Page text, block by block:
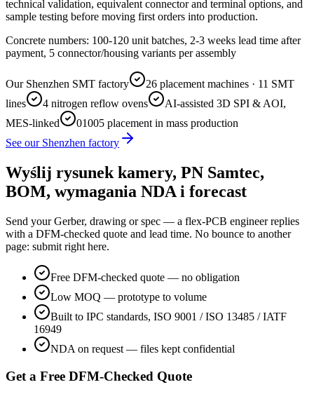
technical validation, equivalent connector and terminal options, and
sample testing before moving first orders into production.
Concrete numbers: 100-120 unit batches, 2-3 weeks lead time after
payment, 5 connector/housing variants per assembly
Our Shenzhen SMT factory
26 placement machines · 11 SMT
lines
4 nitrogen reflow ovens
AI-assisted 3D SPI & AOI,
MES-linked
01005 placement in mass production
See our Shenzhen factory
Wyślij rysunek kamery, PN Samtec,
BOM, wymagania NDA i forecast
Send your Gerber, drawing or spec — a flex-PCB engineer replies
with a DFM-checked quote and lead time. No bounce to another
page: submit right here.
Free DFM-checked quote — no obligation
Low MOQ — prototype to volume
Built to IPC standards, ISO 9001 / ISO 13485 / IATF
16949
NDA on request — files kept confidential
Get a Free DFM-Checked Quote